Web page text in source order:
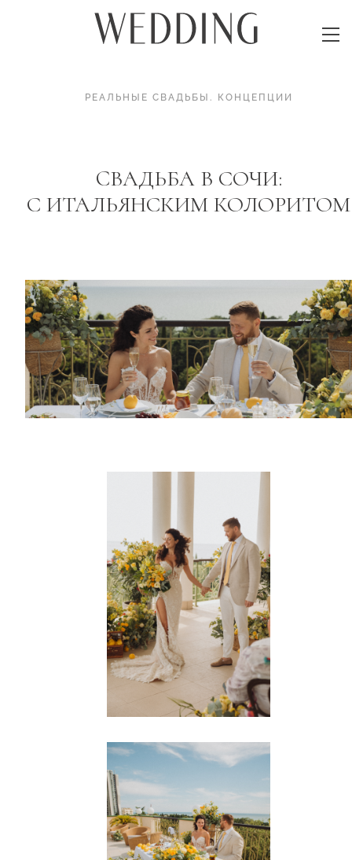
РЕАЛЬНЫЕ СВАДЬБЫ . КОНЦЕПЦИИ
CВАДЬБА В СОЧИ:
С ИТАЛЬЯНСКИМ КОЛОРИТОМ